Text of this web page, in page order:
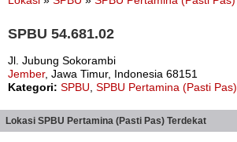
SPBU 54.681.02
Jl. Jubung Sokorambi
Jember, Jawa Timur, Indonesia 68151
Kategori: SPBU SPBU Pertamina (Pasti Pas)
Lokasi SPBU Pertamina (Pasti Pas) Terdekat